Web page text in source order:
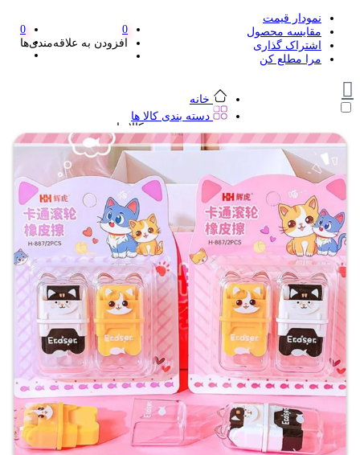
نمودار قیمت
مقایسه محصول
اشتراک گذاری
مرا مطلع کن
0
افزودن به علاقه‌مندی‌ها
0
خانه
دسته بندی کالا ها
دسته بندی کالا ها
لوازم تحریر و هنر
لوازم تحریر و هنر
مداد
پاک کن و غلط گیر
مداد تراش
اتود و نوک
روان نویس فانتزی
خودکار و خودکار فشاری
ماژیک ها
دفترچه یادداشت
استیکر
استیک نوت
خط کش و گونیا
کیف غذا
کوله پشتی
چسب
کاتر فانتزی
بوک مارک
ماشین حساب
قیچی
منگنه فانتزی
سرگرمی و آموزشی
فانتزی ها
برچسب استیکری
کاور A4 و پوشه فانتزی
جامدادی
تخته وایت برد
تخته شاسی